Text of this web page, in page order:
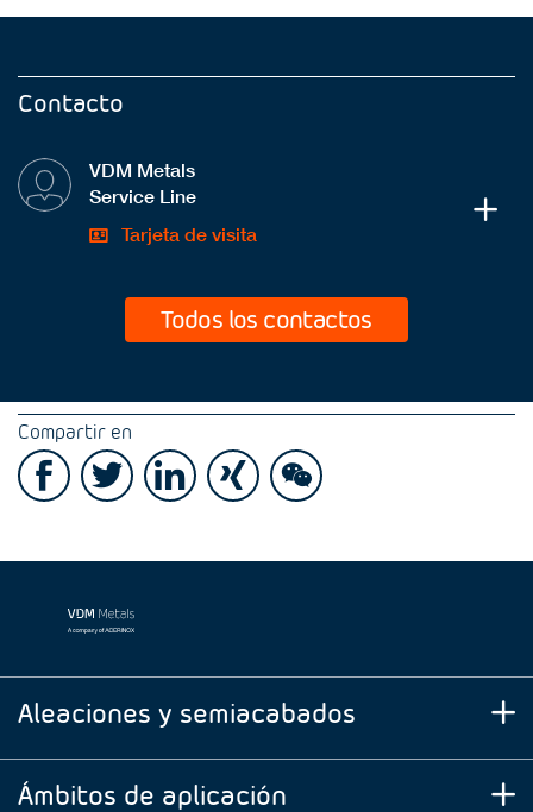
Contacto
VDM Metals
Service Line
Tarjeta de visita
Todos los contactos
Compartir en
Aleaciones y semiacabados
Ámbitos de aplicación